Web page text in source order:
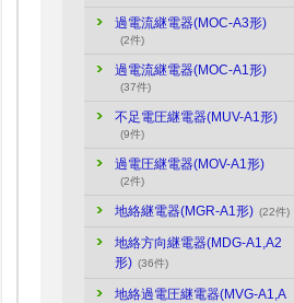
過電流継電器(MOC-A3形)
(2件)
過電流継電器(MOC-A1形)
(37件)
不足電圧継電器(MUV-A1形)
(9件)
過電圧継電器(MOV-A1形)
(2件)
地絡継電器(MGR-A1形) (22件)
地絡方向継電器(MDG-A1,A2
形) (36件)
地絡過電圧継電器(MVG-A1,A